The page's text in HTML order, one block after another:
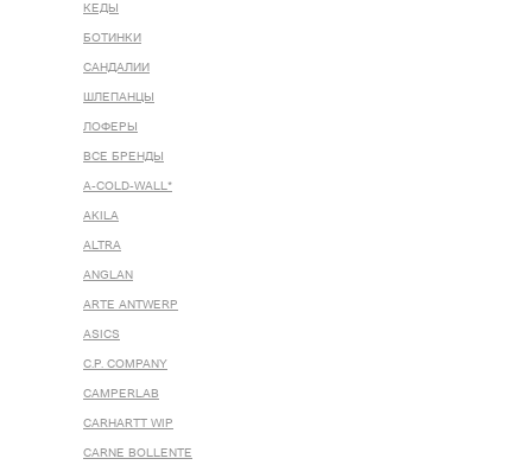
КЕДЫ
БОТИНКИ
САНДАЛИИ
ШЛЕПАНЦЫ
ЛОФЕРЫ
ВСЕ БРЕНДЫ
A-COLD-WALL*
AKILA
ALTRA
ANGLAN
ARTE ANTWERP
ASICS
C.P. COMPANY
CAMPERLAB
CARHARTT WIP
CARNE BOLLENTE